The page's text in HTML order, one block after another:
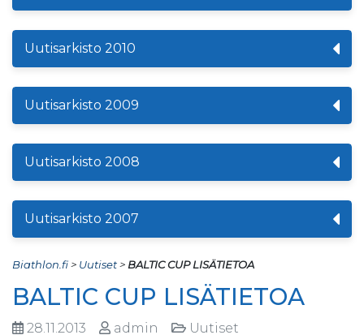
Uutisarkisto 2010
Uutisarkisto 2009
Uutisarkisto 2008
Uutisarkisto 2007
Biathlon.fi> Uutiset> BALTIC CUP LISÄTIETOA
BALTIC CUP LISÄTIETOA
28.11.2013 admin Uutiset